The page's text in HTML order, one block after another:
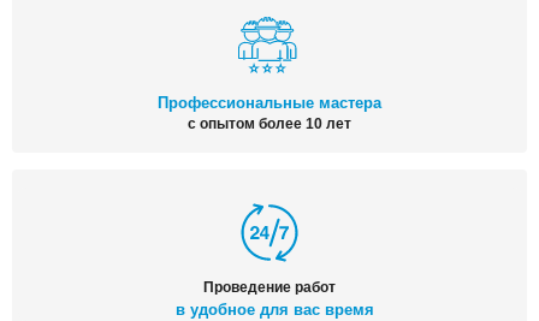
Профессиональные мастера
с опытом более 10 лет
Проведение работ
в удобное для вас время